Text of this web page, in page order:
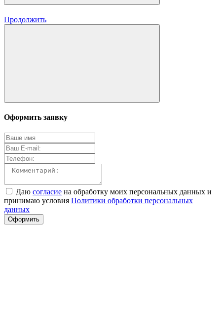
Продолжить
Оформить заявку
Даю согласие на обработку моих персональных данных и
принимаю условия Политики обработки персональных
данных
Оформить